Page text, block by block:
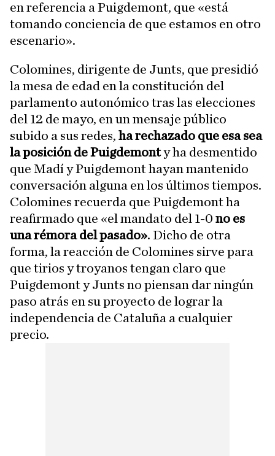
en referencia a Puigdemont, que «está
tomando conciencia de que estamos en otro
escenario».
Colomines, dirigente de Junts, que presidió
la mesa de edad en la constitución del
parlamento autonómico tras las elecciones
del 12 de mayo, en un mensaje público
subido a sus redes, ha rechazado que esa sea
la posición de Puigdemonty ha desmentido
que Madí y Puigdemont hayan mantenido
conversación alguna en los últimos tiempos.
Colomines recuerda que Puigdemont ha
reafirmado que «el mandato del 1-0 no es
una rémora del pasado». Dicho de otra
forma, la reacción de Colomines sirve para
que tirios y troyanos tengan claro que
Puigdemont y Junts no piensan dar ningún
paso atrás en su proyecto de lograr la
independencia de Cataluña a cualquier
precio.